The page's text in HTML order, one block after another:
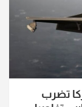
تضرب